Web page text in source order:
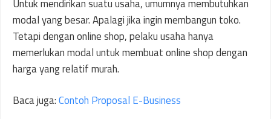
Untuk mendirikan suatu usaha, umumnya membutuhkan
modal yang besar. Apalagi jika ingin membangun toko.
Tetapi dengan online shop, pelaku usaha hanya
memerlukan modal untuk membuat online shop dengan
harga yang relatif murah.
Baca juga:Contoh Proposal E-Business